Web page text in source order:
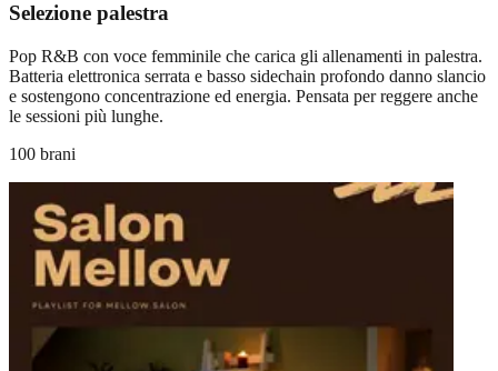
Selezione palestra
Pop R&B con voce femminile che carica gli allenamenti in palestra.
Batteria elettronica serrata e basso sidechain profondo danno slancio
e sostengono concentrazione ed energia. Pensata per reggere anche
le sessioni più lunghe.
100 brani